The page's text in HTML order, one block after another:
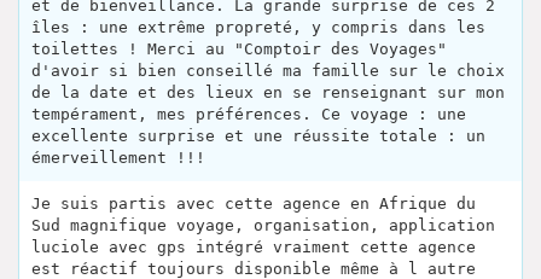
et de bienveillance. La grande surprise de ces 2
îles : une extrême propreté, y compris dans les
toilettes ! Merci au "Comptoir des Voyages"
d'avoir si bien conseillé ma famille sur le choix
de la date et des lieux en se renseignant sur mon
tempérament, mes préférences. Ce voyage : une
excellente surprise et une réussite totale : un
émerveillement !!!
Je suis partis avec cette agence en Afrique du
Sud magnifique voyage, organisation, application
luciole avec gps intégré vraiment cette agence
est réactif toujours disponible même à l autre